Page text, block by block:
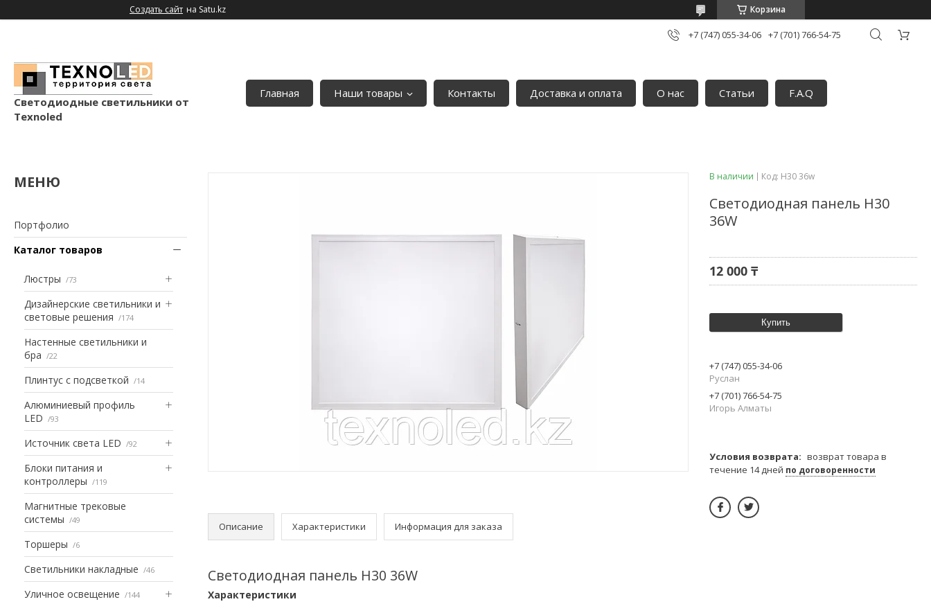
Создать сайт на Satu.kz Корзина
+7 (747) 055-34-06 +7 (701) 766-54-75
Светодиодные светильники от
Texnoled
Главная Наши товары Контакты Доставка и оплата О нас Статьи F.A.Q
Портфолио
Каталог товаров
Люстры 73
Дизайнерские светильники и
световые решения
174
Настенные светильники и
бра
22
Плинтус с подсветкой 14
Алюминиевый профиль
LED
93
Источник света LED 92
Блоки питания и
контроллеры
119
Магнитные трековые
системы
49
Торшеры 6
Светильники накладные 46
Уличное освещение 144
Описание Характеристики Информация для заказа
Светодиодная панель H30 36W
Характеристики
В наличии Код: H30 36w
Светодиодная панель H30
36W
12 000 ₸
Купить
+7 (747) 055-34-06
Руслан
+7 (701) 766-54-75
Игорь Алматы
возврат товара в
течение 14 дней по договоренности